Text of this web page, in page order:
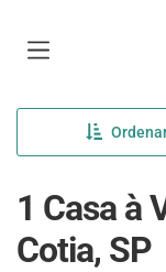
1 Casa à
Cotia, SP